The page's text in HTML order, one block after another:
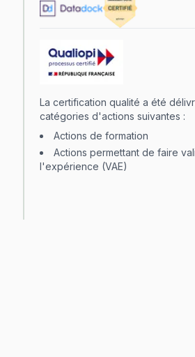
La certification qualité a été
catégories d'actions suivantes :
Actions de formation
Actions permettant de faire
l'expérience (VAE)